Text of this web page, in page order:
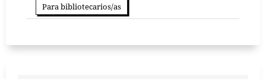
Para bibliotecarios/as